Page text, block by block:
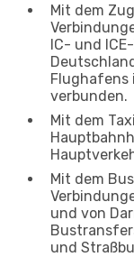
Mit dem
IC- und
Flughafens
verbunden.
Mit dem
Mit dem
und von
und